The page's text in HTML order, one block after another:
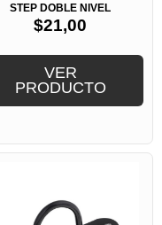
STEP DOBLE NIVEL
$21,00
VER
PRODUCTO